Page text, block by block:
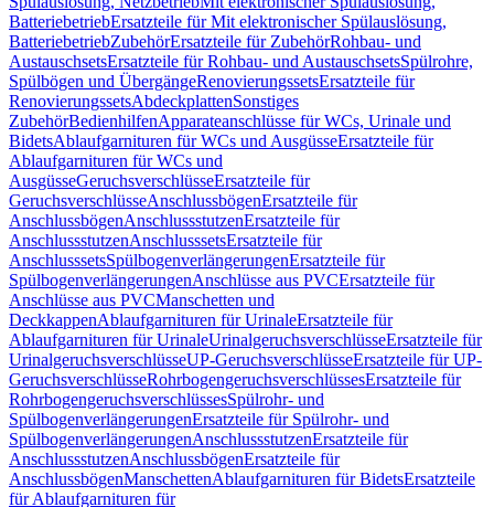
BatteriebetriebErsatzteile für Mit elektronischer Spülauslösung,
BatteriebetriebZubehörErsatzteile für ZubehörRohbau- und
AustauschsetsErsatzteile für Rohbau- und AustauschsetsSpülrohre,
Spülbögen und ÜbergängeRenovierungssetsErsatzteile für
RenovierungssetsAbdeckplattenSonstiges
ZubehörBedienhilfenApparateanschlüsse für WCs, Urinale und
BidetsAblaufgarnituren für WCs und AusgüsseErsatzteile für
Ablaufgarnituren für WCs und
AusgüsseGeruchsverschlüsseErsatzteile für
GeruchsverschlüsseAnschlussbögenErsatzteile für
AnschlussbögenAnschlussstutzenErsatzteile für
AnschlussstutzenAnschlusssetsErsatzteile für
AnschlusssetsSpülbogenverlängerungenErsatzteile für
SpülbogenverlängerungenAnschlüsse aus PVCErsatzteile für
Anschlüsse aus PVCManschetten und
DeckkappenAblaufgarnituren für UrinaleErsatzteile für
Ablaufgarnituren für UrinaleUrinalgeruchsverschlüsseErsatzteile für
UrinalgeruchsverschlüsseUP-GeruchsverschlüsseErsatzteile für UP-
GeruchsverschlüsseRohrbogengeruchsverschlüssesErsatzteile für
RohrbogengeruchsverschlüssesSpülrohr- und
SpülbogenverlängerungenErsatzteile für Spülrohr- und
SpülbogenverlängerungenAnschlussstutzenErsatzteile für
AnschlussstutzenAnschlussbögenErsatzteile für
AnschlussbögenManschettenAblaufgarnituren für BidetsErsatzteile
für Ablaufgarnituren für